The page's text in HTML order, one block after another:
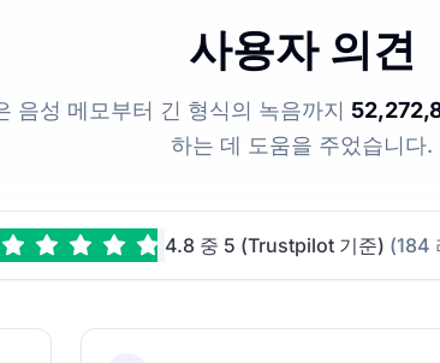
사용자 의견
음성 메모부터 긴 형식의 녹음까지
하는 데 도움을 주었습니다.
4.8 중 5 (Trustpilot 기준) (184